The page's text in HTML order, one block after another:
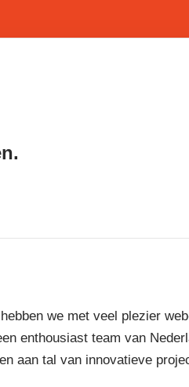
we met veel plezier
enthousiast team van
aan tal van innovatieve